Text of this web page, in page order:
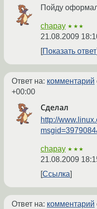
Пойду
chapay ★★★
21.08.2009
Показать ответ
Ответ на: комментарий
+00:00
Сделал
http://
chapay ★★★
21.08.2009
Ссылка
Ответ на: комментарий